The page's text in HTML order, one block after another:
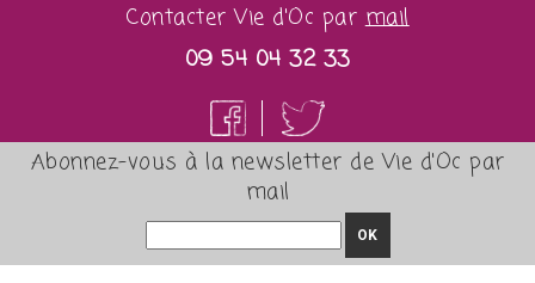
Contacter Vie d'Oc parmail
09 54 04 32 33
Abonnez-vous à la newsletter de Vie d'Oc par
mail
OK